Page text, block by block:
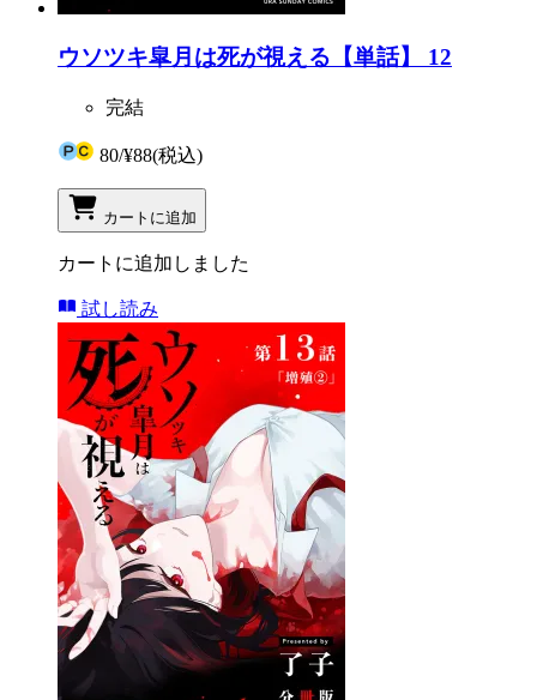
ウソツキ皐月は死が視える【単話】 12
完結
80/¥88(税込)
カートに追加
カートに追加しました
試し読み